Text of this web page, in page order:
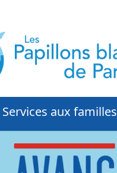
Services aux familles